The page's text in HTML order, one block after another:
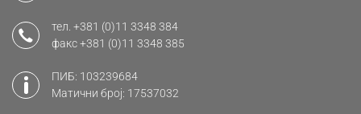
тел. +381 (0)11 3348 384
факс+381 (0)11 3348 385
ПИБ: 103239684
Матични број: 17537032